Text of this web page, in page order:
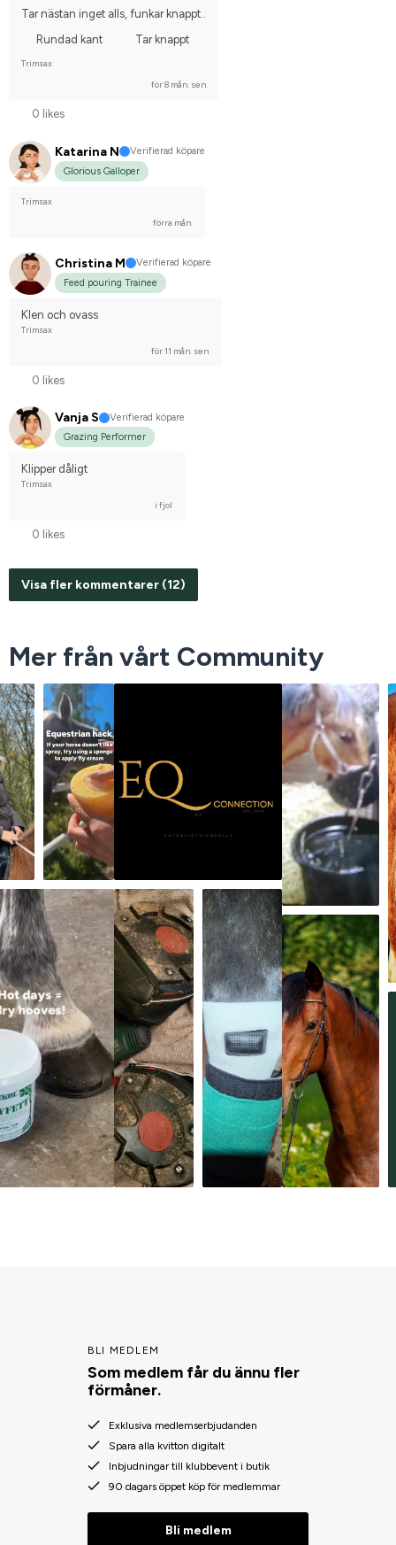
Tar nästan inget alls, funkar knappt..
Rundad kant
Tar knappt
Trimsax
för 8 mån. sen
0 likes
Katarina N
Verifierad köpare
Glorious Galloper
Trimsax
förra mån.
Christina M
Verifierad köpare
Feed pouring Trainee
Klen och ovass
Trimsax
för 11 mån. sen
0 likes
Vanja S
Verifierad köpare
Grazing Performer
Klipper dåligt
Trimsax
i fjol
0 likes
Visa fler kommentarer (12)
Mer från vårt Community
BLI MEDLEM
Som medlem får du ännu fler
förmåner.
Exklusiva medlemserbjudanden
Spara alla kvitton digitalt
Inbjudningar till klubbevent i butik
90 dagars öppet köp för medlemmar
Bli medlem